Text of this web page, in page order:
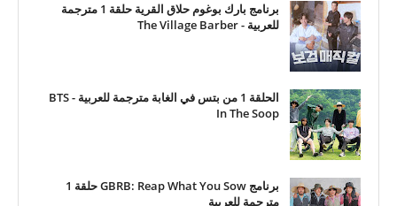
برنامج بارك بوغوم حلاق القرية حلقة 1 مترجمة
للعربية - The Village Barber
الحلقة 1 من بتس في الغابة مترجمة للعربية - BTS
In The Soop
برنامج GBRB: Reap What You Sow حلقة 1
مترجمة للعربية